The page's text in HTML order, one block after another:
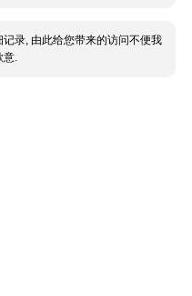
录, 由此给您带来的访问不便我
意.